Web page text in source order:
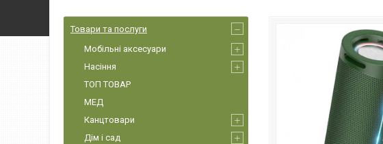
Товари та послуги
Мобільні аксесуари
Насіння
ТОП ТОВАР
МЕД
Канцтовари
Дім і сад